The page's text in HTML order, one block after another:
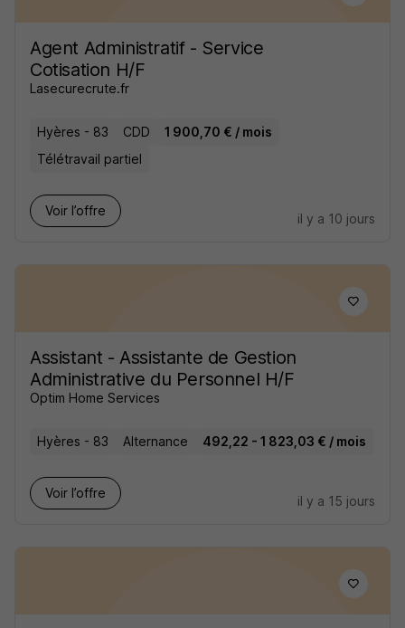
Agent Administratif - Service
Cotisation H/F
Lasecurecrute.fr
Hyères - 83 CDD
1 900,70 € / mois
Télétravail partiel
Voir l’offre
il y a 10 jours
Assistant - Assistante de Gestion
Administrative du Personnel H/F
Optim Home Services
Hyères - 83 Alternance 492,22 - 1 823,03 € / mois
Voir l’offre
il y a 15 jours